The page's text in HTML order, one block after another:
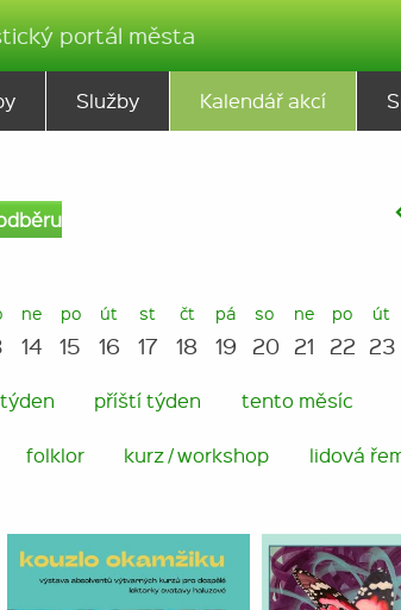
portál města
Služby Kalendář akcí
ne
14
po
15
út
16
st
17
čt
18
pá
19
so
20
ne
21
po
22
út
23
příští týden tento měsíc
folklor kurz / workshop lidová